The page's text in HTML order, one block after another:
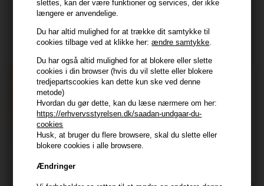
slettes, kan der være funktioner og services, der ikke
længere er anvendelige.
Du har altid mulighed for at trække dit samtykke til
cookies tilbage ved at klikke her:ændre samtykke
Du har også altid mulighed for at blokere eller slette
cookies i din browser (hvis du vil slette eller blokere
tredjepartscookies kan dette kun ske ved denne
metode)
Hvordan du gør dette, kan du læse nærmere om her:
https://erhvervsstyrelsen.dk/saadan-undgaar-du-
cookies
Husk, at bruger du flere browsere, skal du slette eller
blokere cookies i alle browsere.
Ændringer
Modtag tilbud mm
Tilmeld dig nyhedsbrev - du kan altid afmelde det igen.
TILMELD
ConsentJeg accepterer vilkår og betingelser.
Husk at vi har